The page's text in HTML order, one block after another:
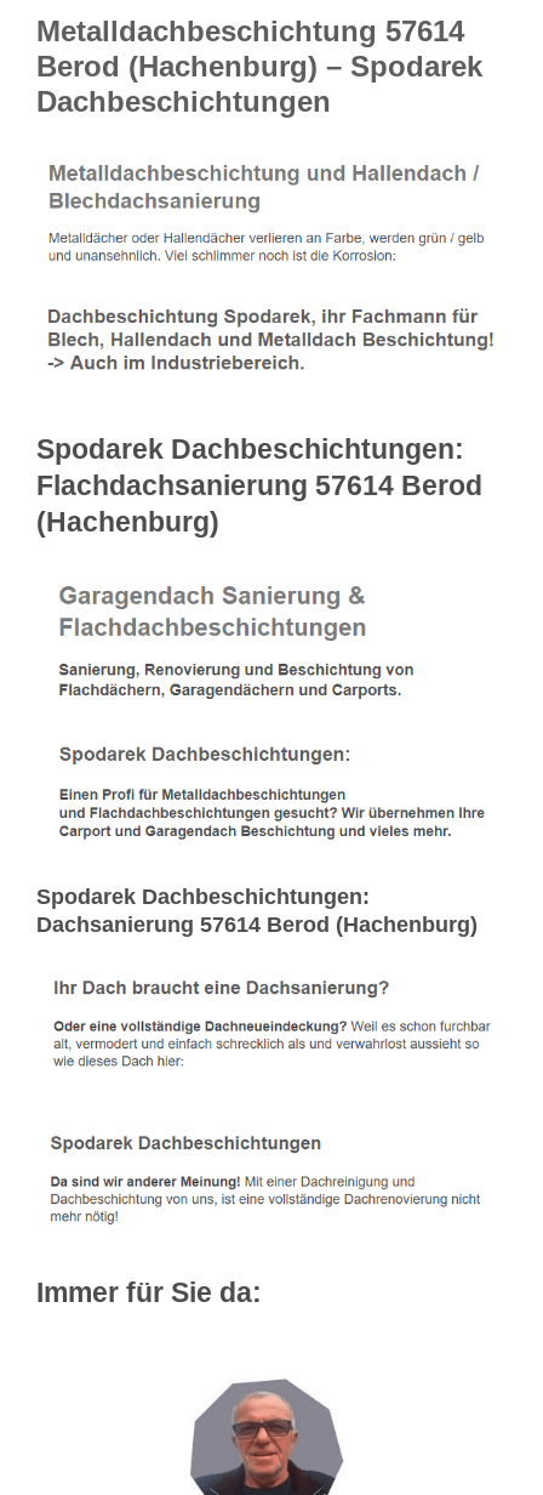
Metalldachbeschichtung 57614
Berod (Hachenburg) – Spodarek
Dachbeschichtungen
Spodarek Dachbeschichtungen:
Flachdachsanierung 57614 Berod
(Hachenburg)
Spodarek Dachbeschichtungen:
Dachsanierung 57614 Berod (Hachenburg)
Immer für Sie da: